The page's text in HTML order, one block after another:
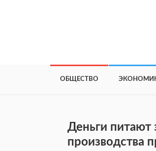
ОБЩЕСТВО
Деньги питают
производства